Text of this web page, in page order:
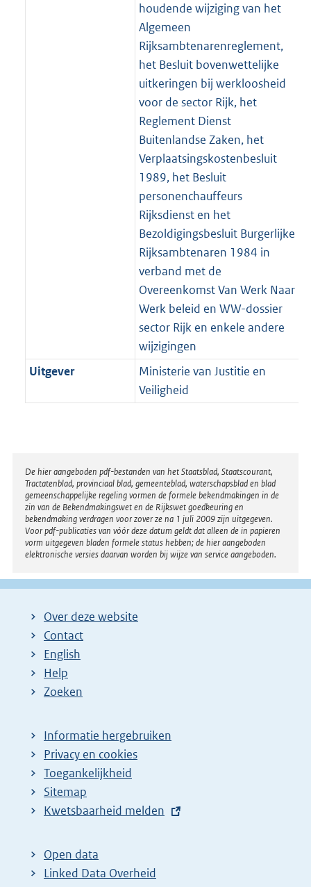
houdende wijziging van het
Algemeen
Rijksambtenarenreglement,
het Besluit bovenwettelijke
uitkeringen bij werkloosheid
voor de sector Rijk, het
Reglement Dienst
Buitenlandse Zaken, het
Verplaatsingskostenbesluit
1989, het Besluit
personenchauffeurs
Rijksdienst en het
Bezoldigingsbesluit Burgerlijke
Rijksambtenaren 1984 in
verband met de
Overeenkomst Van Werk Naar
Werk beleid en WW-dossier
sector Rijk en enkele andere
wijzigingen
Uitgever
Ministerie van Justitie en
Veiligheid
Disclaimer
De hier aangeboden pdf-bestanden van het Staatsblad, Staatscourant,
Tractatenblad, provinciaal blad, gemeenteblad, waterschapsblad en blad
gemeenschappelijke regeling vormen de formele bekendmakingen in de
zin van de Bekendmakingswet en de Rijkswet goedkeuring en
bekendmaking verdragen voor zover ze na 1 juli 2009 zijn uitgegeven.
Voor pdf-publicaties van vóór deze datum geldt dat alleen de in papieren
vorm uitgegeven bladen formele status hebben; de hier aangeboden
elektronische versies daarvan worden bij wijze van service aangeboden.
Over deze website
Contact
English
Help
Zoeken
Informatie hergebruiken
Privacy en cookies
Toegankelijkheid
Sitemap
E
t
e
Kwetsbaarheid melden
Open data
Linked Data Overheid